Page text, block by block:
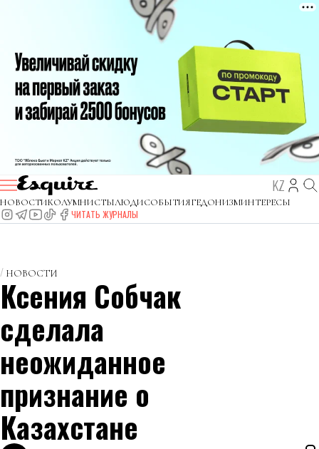
KZ
НОВОСТИКОЛУМНИСТЫЛЮДИСОБЫТИЯГЕДОНИЗМИНТЕРЕСЫ
ЧИТАТЬ ЖУРНАЛЫ
НОВОСТИ
Ксения Собчак
сделала
неожиданное
признание о
Казахстане